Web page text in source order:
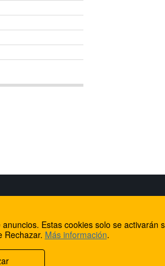
Internet Rural Mallorca
Registro de dominios
Estas cookies solo se activarán
Rechazar. Más información.